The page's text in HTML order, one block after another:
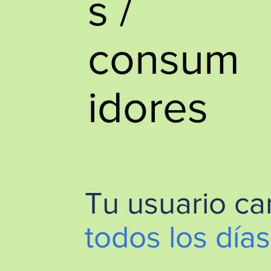
s /
consum
idores
Tu usuario
todos los días